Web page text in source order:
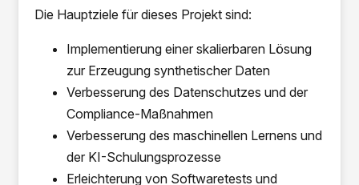
Die Hauptziele für dieses Projekt sind:
Implementierung einer skalierbaren Lösung
zur Erzeugung synthetischer Daten
Verbesserung des Datenschutzes und der
Compliance-Maßnahmen
Verbesserung des maschinellen Lernens und
der KI-Schulungsprozesse
Erleichterung von Softwaretests und